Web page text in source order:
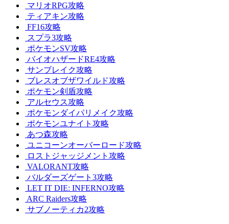
マリオRPG攻略
ティアキン攻略
FF16攻略
スプラ3攻略
ポケモンSV攻略
バイオハザードRE4攻略
サンブレイク攻略
ブレスオブザワイルド攻略
ポケモン剣盾攻略
アルセウス攻略
ポケモンダイパリメイク攻略
ポケモンユナイト攻略
あつ森攻略
ユニコーンオーバーロード攻略
ロストジャッジメント攻略
VALORANT攻略
バルダーズゲート3攻略
LET IT DIE: INFERNO攻略
ARC Raiders攻略
サブノーティカ2攻略